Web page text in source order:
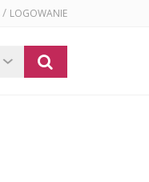
/ LOGOWANIE